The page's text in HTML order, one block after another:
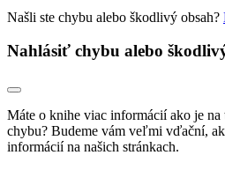
Našli ste chybu alebo škodlivý obsah?
Nahlásiť chybu alebo
Máte o knihe viac informácií ako je na
chybu? Budeme vám veľmi vďační,
informácií na našich stránkach.